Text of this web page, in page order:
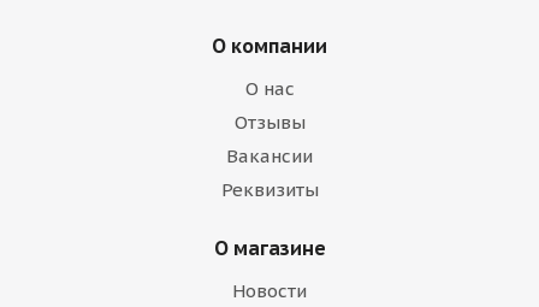
О компании
О нас
Отзывы
Вакансии
Реквизиты
О магазине
Новости